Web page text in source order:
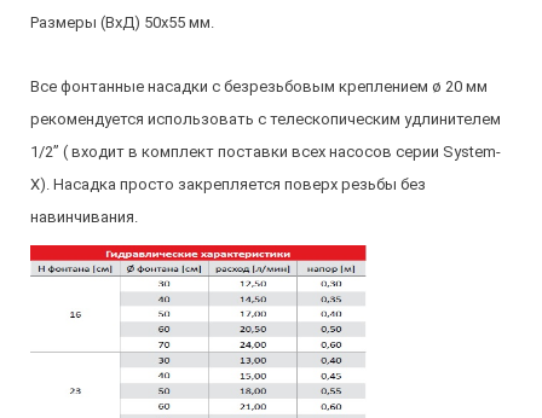
Размеры (ВхД) 50х55 мм.
Все фонтанные насадки с безрезьбовым креплением ø 20 мм
рекомендуется использовать с телескопическим удлинителем
1/2” ( входит в комплект поставки всех насосов серии System-
X). Насадка просто закрепляется поверх резьбы без
навинчивания.